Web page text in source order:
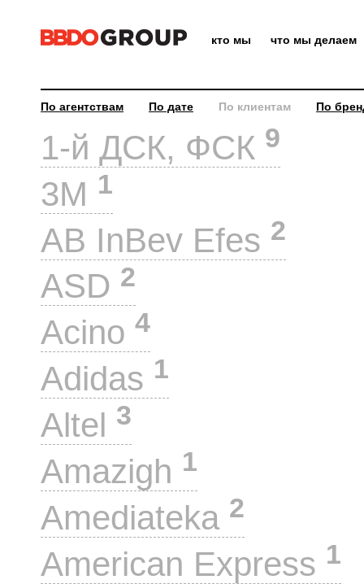
кто мы что мы делаем
По агентствам По дате По клиентам По
1-й ДСК, ФСК 9
3M 1
AB InBev Efes 2
ASD 2
Acino 4
Adidas 1
Altel 3
Amazigh 1
Amediateka 2
American Express 1